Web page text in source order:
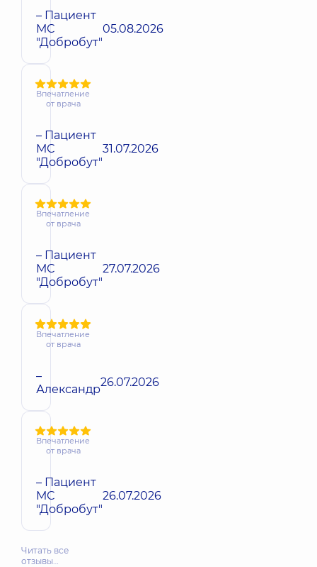
– Пациент
МС
"Добробут"
05.08.2026
Впечатление
от врача
– Пациент
МС
"Добробут"
31.07.2026
Впечатление
от врача
– Пациент
МС
"Добробут"
27.07.2026
Впечатление
от врача
–
Александр26.07.2026
Впечатление
от врача
– Пациент
МС
"Добробут"
26.07.2026
Читать все
отзывы…